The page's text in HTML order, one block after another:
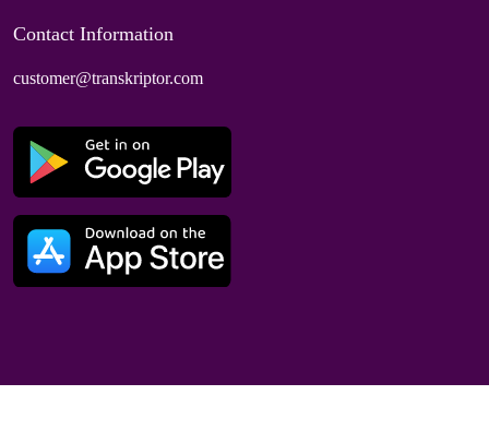
Contact Information
customer@transkriptor.com